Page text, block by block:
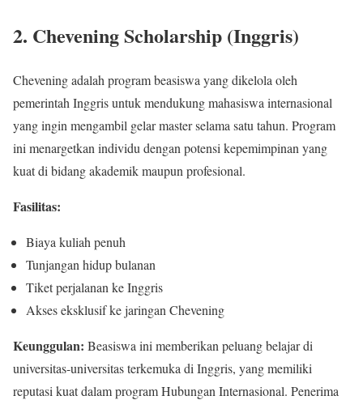
2. Chevening Scholarship (Inggris)
Chevening adalah program beasiswa yang dikelola oleh
pemerintah Inggris untuk mendukung mahasiswa internasional
yang ingin mengambil gelar master selama satu tahun. Program
ini menargetkan individu dengan potensi kepemimpinan yang
kuat di bidang akademik maupun profesional.
Fasilitas:
Biaya kuliah penuh
Tunjangan hidup bulanan
Tiket perjalanan ke Inggris
Akses eksklusif ke jaringan Chevening
Keunggulan: Beasiswa ini memberikan peluang belajar di
universitas-universitas terkemuka di Inggris, yang memiliki
reputasi kuat dalam program Hubungan Internasional. Penerima